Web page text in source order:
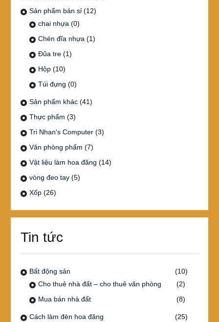
Sản phẩm bán sỉ (12)
chai nhựa (0)
Chén đĩa nhựa (1)
Đũa tre (1)
Hộp (10)
Túi đựng (0)
Sản phẩm khác (41)
Thực phẩm (3)
Tri Nhan's Computer (3)
Văn phòng phẩm (7)
Vật liệu làm hoa đăng (14)
vòng đeo tay (5)
Xốp (26)
Tin tức
Bất động sản
(10)
Cho thuê nhà đất – cho thuê văn phòng
(2)
Mua bán nhà đất
(8)
Cách làm đèn hoa đăng (25)